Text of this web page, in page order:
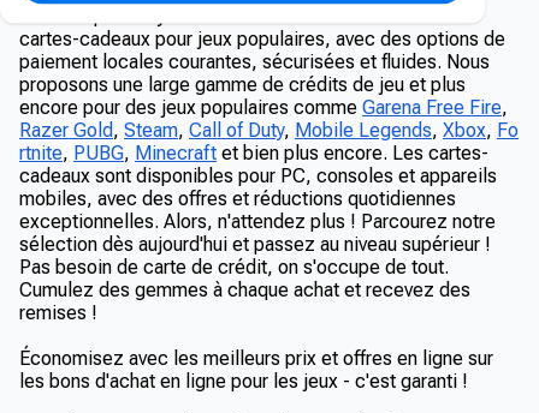
cartes-cadeaux pour jeux populaires, avec des options de
paiement locales courantes, sécurisées et fluides. Nous
proposons une large gamme de crédits de jeu et plus
encore pour des jeux populaires comme Garena Free Fire,
Razer Gold, Steam, Call of Duty, Mobile Legends, Xbox, Fo
rtnite, PUBG, Minecraft et bien plus encore. Les cartes-
cadeaux sont disponibles pour PC, consoles et appareils
mobiles, avec des offres et réductions quotidiennes
exceptionnelles. Alors, n'attendez plus ! Parcourez notre
sélection dès aujourd'hui et passez au niveau supérieur !
Pas besoin de carte de crédit, on s'occupe de tout.
Cumulez des gemmes à chaque achat et recevez des
remises !
Économisez avec les meilleurs prix et offres en ligne sur
les bons d'achat en ligne pour les jeux - c'est garanti !